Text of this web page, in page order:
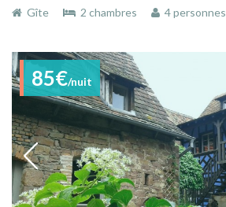
Gîte
2 chambres 4 personnes
85€/nuit